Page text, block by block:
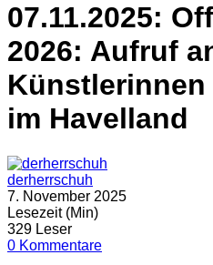
07.11.2025:
2026: Aufruf
im Havelland
derherrschuh
7. November 2025
Lesezeit (Min)
329 Leser
0 Kommentare